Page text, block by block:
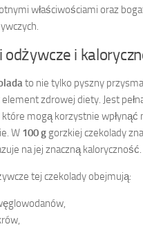
właściwościami oraz
odżywcze i
to nie tylko pyszny
zdrowej diety. Jest
mogą korzystnie wpłynąć
W 100 g gorzkiej czekolady
na jej znaczną kaloryczność.
tej czekolady obejmują: